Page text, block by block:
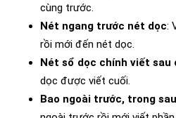
cùng trước.
Nét ngang trước nét dọc:
rồi mới đến nét dọc.
Nét sổ dọc chính viết sau
dọc được viết cuối.
Bao ngoài trước, trong sau